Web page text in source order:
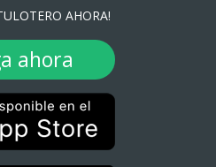
AHORA!
ahora